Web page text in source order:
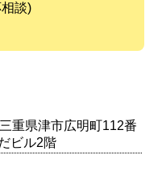
談)
重県津市広明町112番
ビル2階